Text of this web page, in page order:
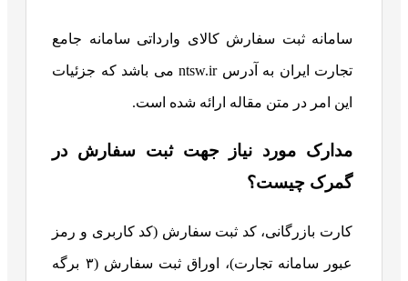
سامانه ثبت سفارش کالای وارداتی سامانه جامع
تجارت ایران به آدرس ntsw.ir می باشد که جزئیات
این امر در متن مقاله ارائه شده است.
مدارک مورد نیاز جهت ثبت سفارش در
گمرک چیست؟
کارت بازرگانی، کد ثبت سفارش (کد کاربری و رمز
عبور سامانه تجارت)، اوراق ثبت سفارش (۳ برگه